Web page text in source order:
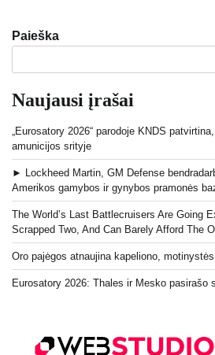
Paieška
Naujausi įrašai
„Eurosatory 2026“ parodoje KNDS
amunicijos srityje
► Lockheed Martin, GM Defense
Amerikos gamybos ir gynybos pramonės
The World’s Last Battlecruisers Are Going
Scrapped Two, And Can Barely Afford The
Oro pajėgos atnaujina kapeliono,
Eurosatory 2026: Thales ir Mesko pasirašo